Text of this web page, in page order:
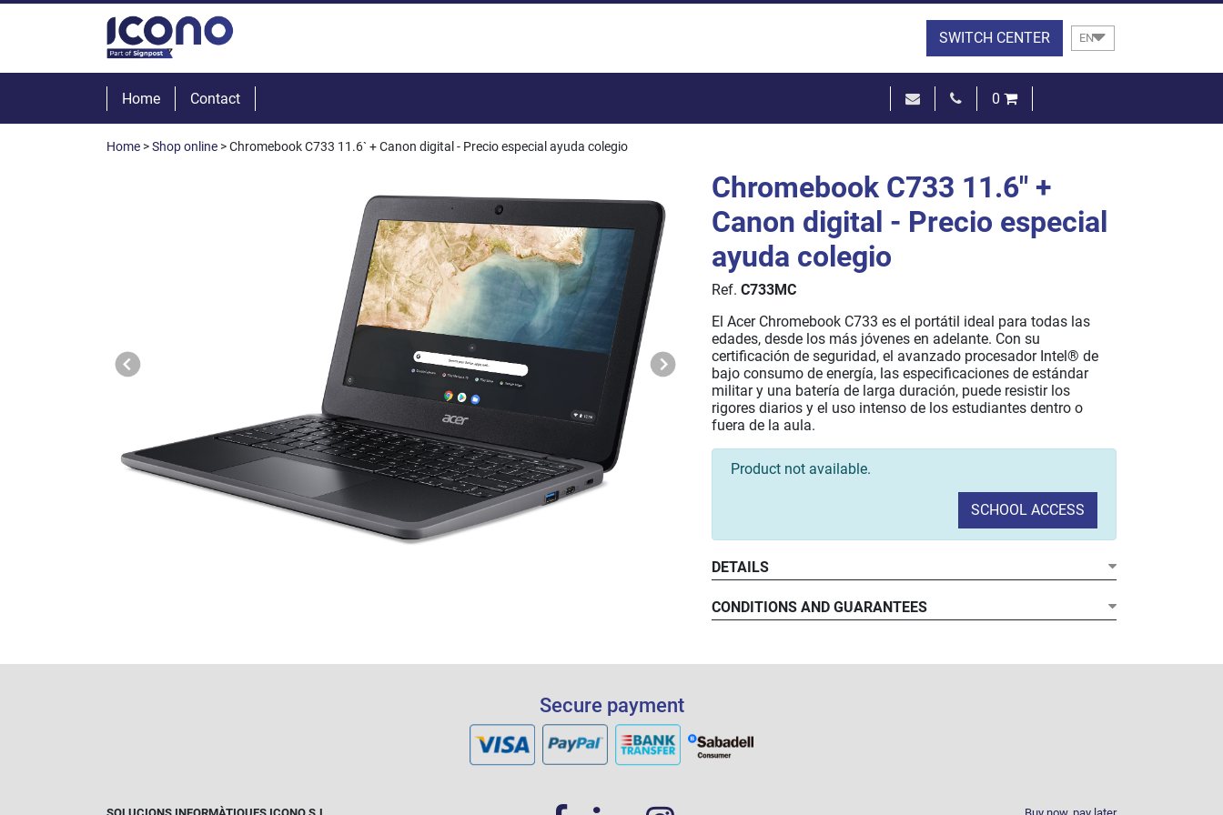
SWITCH CENTER EN
Home Contact
0
Home >Shop online > Chromebook C733 11.6` + Canon digital - Precio especial ayuda colegio
Chromebook C733 11.6" +
Canon digital - Precio especial
ayuda colegio
Ref. C733MC
El Acer Chromebook C733 es el portátil ideal para todas las
edades, desde los más jóvenes en adelante. Con su
certificación de seguridad, el avanzado procesador Intel® de
bajo consumo de energía, las especificaciones de estándar
militar y una batería de larga duración, puede resistir los
rigores diarios y el uso intenso de los estudiantes dentro o
fuera de la aula.
Product not available.
SCHOOL ACCESS
DETAILS
CONDITIONS AND GUARANTEES
Secure payment